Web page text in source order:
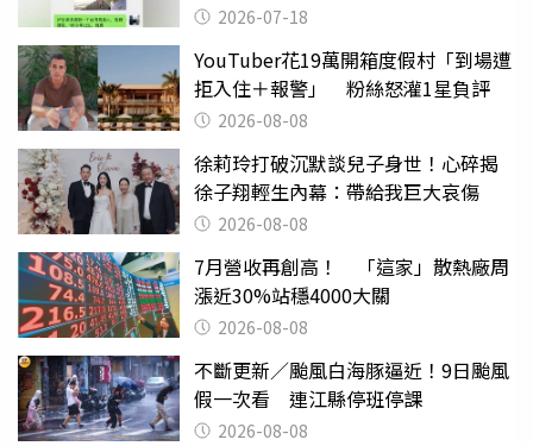
2026-07-18
YouTuber花19萬開箱度假村「到場遭
拒入住＋報警」 粉絲怒灌1星負評
2026-08-08
徐莉玲打破沉默談兒子身世！心碎揭
徐子翔輕生內幕：帶給我巨大哀傷
2026-08-08
7月營收再創高！ 「這家」散熱廠周
漲近30%站穩4000大關
2026-08-08
不斷更新／颱風白海豚逼近！9日颱風
假一次看 連江縣停班停課
2026-08-08